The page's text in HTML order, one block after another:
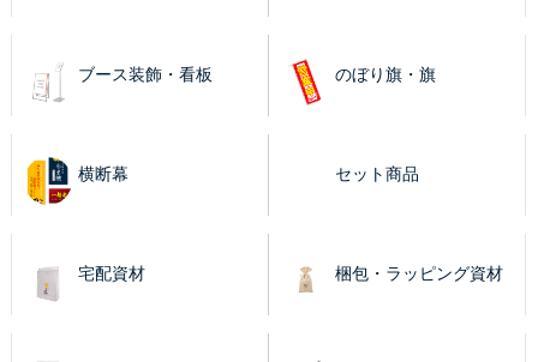
ブース装飾・看板 のぼり旗・旗
横断幕 セット商品
宅配資材 梱包・ラッピング資材